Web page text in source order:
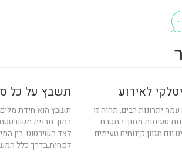
לאירוע
יתרונות רבים, תהיה זו
טעימות מתוך המטבח
מגוון קינוחים טעימים
תשבץ על כל
תשבץ הוא חידת
בתוך תבנית
לצד השירטוט. בין
לפחות.בדרך כלל